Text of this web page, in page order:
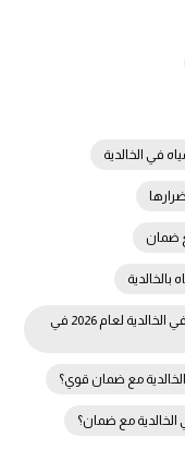
في الخالدية
ضمان
تكلفة خدمات أفضل شركة كشف تسربات المياه في الخالدية لعام 2026 في
مع ضمان قوي؟
مع ضمان؟